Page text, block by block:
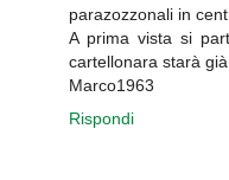
parazozzonali in
A prima vista si
cartellonara starà
Marco1963
Rispondi